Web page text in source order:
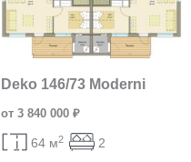
Deko 146/73 Moderni
от 3 840 000 ₽
64 м2 2